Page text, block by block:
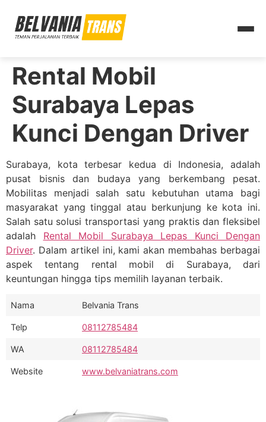
Rental Mobil
Surabaya Lepas
Kunci Dengan Driver
Surabaya, kota terbesar kedua di Indonesia, adalah
pusat bisnis dan budaya yang berkembang pesat.
Mobilitas menjadi salah satu kebutuhan utama bagi
masyarakat yang tinggal atau berkunjung ke kota ini.
Salah satu solusi transportasi yang praktis dan fleksibel
adalah Rental Mobil Surabaya Lepas Kunci Dengan
Driver. Dalam artikel ini, kami akan membahas berbagai
aspek tentang rental mobil di Surabaya, dari
keuntungan hingga tips memilih layanan terbaik.
Nama Belvania Trans
Telp 08112785484
WA 08112785484
Website www.belvaniatrans.com